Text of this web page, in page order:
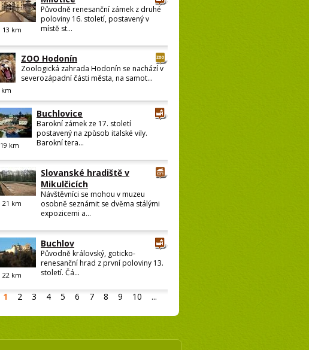
1 2 3 4 5 6 7 8 9 10 ...
13 km
Původně renesanční zámek z druhé
poloviny 16. století, postavený v
místě st...
km
ZOO Hodonín
Zoologická zahrada Hodonín se nachází v
severozápadní části města, na samot...
19 km
Buchlovice
Barokní zámek ze 17. století
postavený na způsob italské vily.
Barokní tera...
21 km
Slovanské hradiště v
Mikulčicích
Návštěvníci se mohou v muzeu
osobně seznámit se dvěma stálými
expozicemi a...
22km
Buchlov
Původně královský, goticko-
renesanční hrad z první poloviny 13.
století. Čá...